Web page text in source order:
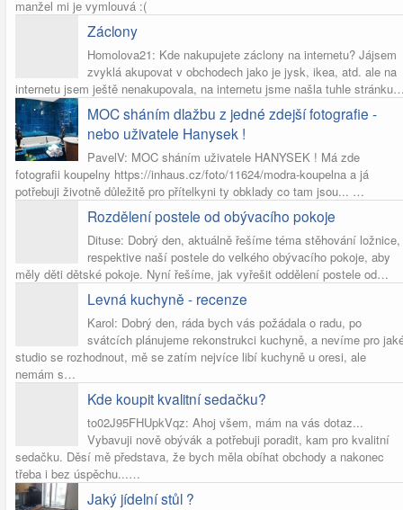
manžel mi je vymlouvá :(
Záclony
Homolova21: Kde nakupujete záclony na internetu? Jájsem
zvyklá akupovat v obchodech jako je jysk, ikea, atd. ale na
internetu jsem ještě nenakupovala, na internetu jsme našla tuhle
MOC sháním dlažbu z jedné zdejší fotografie -
nebo uživatele Hanysek !
PavelV: MOC sháním uživatele HANYSEK ! Má zde
fotografii koupelny https://inhaus.cz/foto/11624/modra-koupelna a já
potřebuji životně důležitě pro přítelkyni ty obklady co tam jsou... …
Rozdělení postele od obývacího pokoje
Dituse: Dobrý den, aktuálně řešíme téma stěhování ložnice,
respektive naší postele do velkého obývacího pokoje, aby
měly děti dětské pokoje. Nyní řešíme, jak vyřešit oddělení postele od…
Levná kuchyně - recenze
Karol: Dobrý den, ráda bych vás požádala o radu, po
svátcích plánujeme rekonstrukci kuchyně, a nevíme pro
studio se rozhodnout, mě se zatím nejvíce libí kuchyně u oresi, ale
nemám s…
Kde koupit kvalitní sedačku?
to02J95FHUpkVqz: Ahoj všem, mám na vás dotaz...
Vybavuji nově obývák a potřebuji poradit, kam pro kvalitní
sedačku. Děsí mě představa, že bych měla obíhat obchody a nakonec
třeba i bez úspěchu...…
Jaký jídelní stůl ?